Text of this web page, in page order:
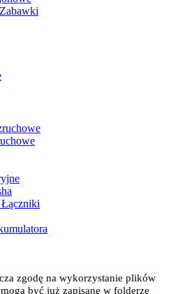
zgodę na wykorzystanie plików
być już zapisane w folderze